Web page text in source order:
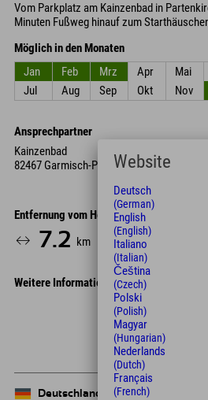
Vom Parkplatz am Kainzenbad in
Minuten Fußweg hinauf zum
Möglich in den Monaten
Jan
Feb Mrz Apr Mai
Jul
Aug Sep Okt Nov
Ansprechpartner
Kainzenbad
82467 Garmisch-Partenkirchen
Entfernung vom Hotel
7.2 km 15
Weitere Informationen
Deutschland
Website
Deutsch
(German)
English
(English)
Italiano
(Italian)
Čeština
(Czech)
Polski
(Polish)
Magyar
(Hungarian)
Nederlands
(Dutch)
Français
(French)